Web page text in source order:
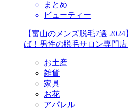
まとめ
ビューティー
【富山のメンズ脱毛7選
ば！男性の脱毛サロン専門
お土産
雑貨
家具
お花
アパレル